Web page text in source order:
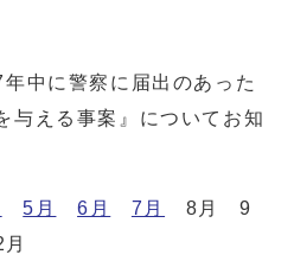
中に警察に届出のあった
与える事案』についてお知
5月 6月 7月
8月 9